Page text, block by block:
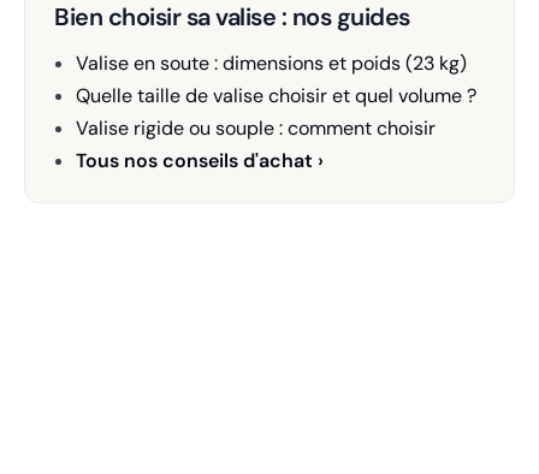
Bien choisir sa valise : nos guides
Valise en soute : dimensions et poids (23 kg)
Quelle taille de valise choisir et quel volume ?
Valise rigide ou souple : comment choisir
Tous nos conseils d'achat ›